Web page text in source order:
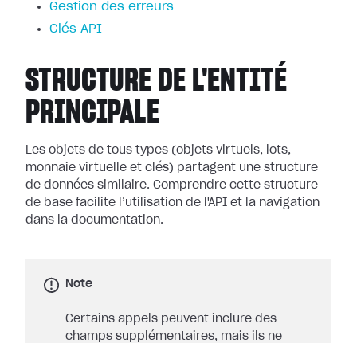
Gestion des erreurs
Clés API
STRUCTURE DE L'ENTITÉ
PRINCIPALE
Les objets de tous types (objets virtuels, lots,
monnaie virtuelle et clés) partagent une structure
de données similaire. Comprendre cette structure
de base facilite l’utilisation de l'API et la navigation
dans la documentation.
Note
Certains appels peuvent inclure des
champs supplémentaires, mais ils ne